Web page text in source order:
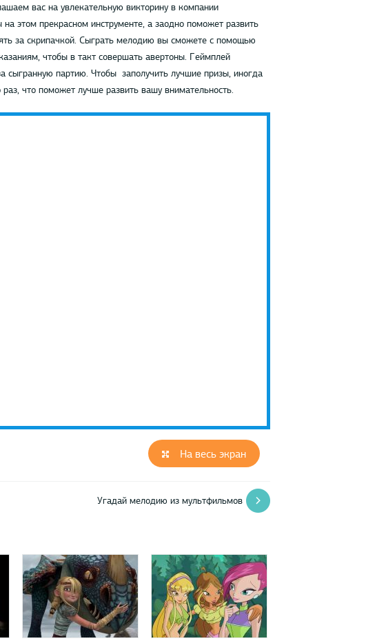
вас на увлекательную викторину в компании
этом прекрасном инструменте, а заодно поможет развить
за скрипачкой. Сыграть мелодию вы сможете с помощью
чтобы в такт совершать авертоны. Геймплей
сыгранную партию. Чтобы заполучить лучшие призы, иногда
что поможет лучше развить вашу внимательность.
На весь экран
Угадай мелодию из мультфильмов